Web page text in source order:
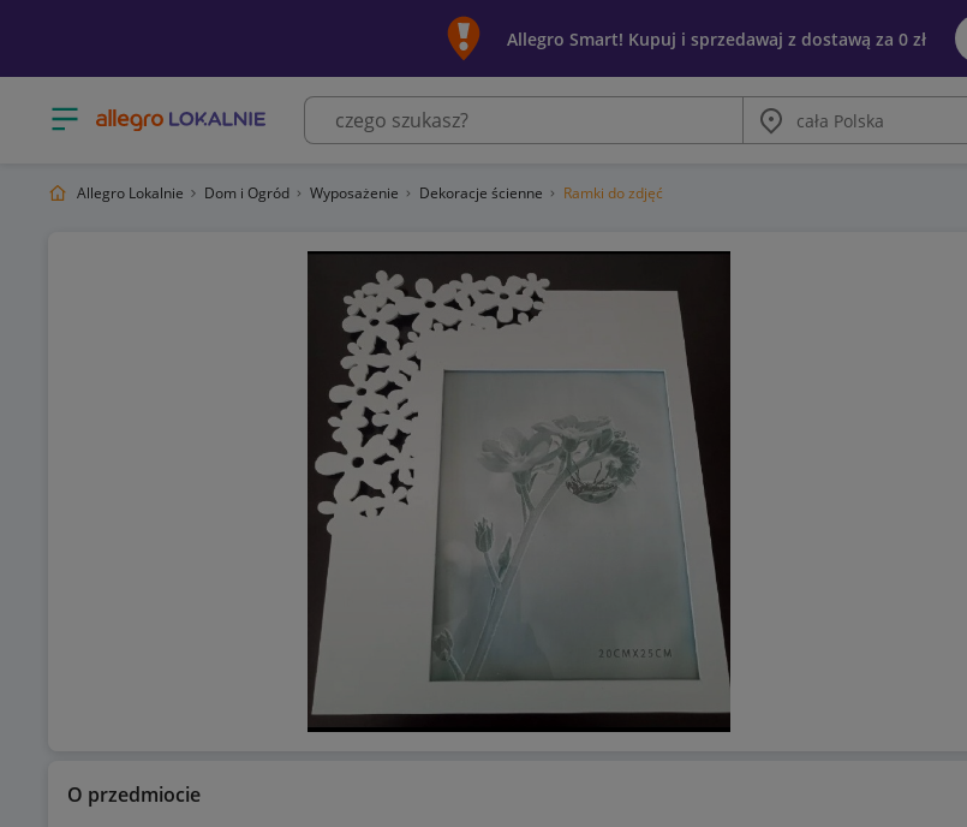
Allegro Smart! Kupuj i sprzedawaj z dostawą za 0 zł
Otwórz menu z kategoriami
Miasto
O przedmiocie
Allegro Lokalnie Dom i Ogród Wyposażenie Dekoracje ścienne Ramki do zdjęć